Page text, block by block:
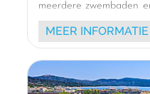
meerdere zwembaden
gezin. Onze
overdekt terras
aquagym, de sfeer is
MEER INFORMATIE